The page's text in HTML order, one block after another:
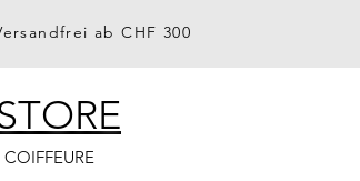
ab CHF 300